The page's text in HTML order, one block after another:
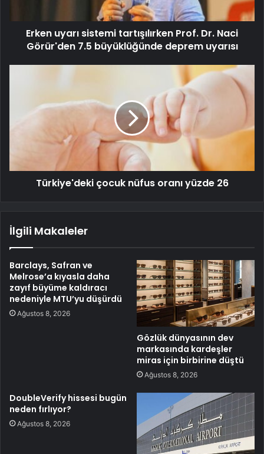
Erken uyarı sistemi tartışılırken Prof. Dr. Naci
Görür'den 7.5 büyüklüğünde deprem uyarısı
Türkiye'deki çocuk nüfus oranı yüzde 26
İlgili Makaleler
Barclays, Safran ve
Melrose’a kıyasla daha
zayıf büyüme kaldıracı
nedeniyle MTU’yu düşürdü
Ağustos 8, 2026
Gözlük dünyasının dev
markasında kardeşler
miras için birbirine düştü
Ağustos 8, 2026
DoubleVerify hissesi bugün
neden fırlıyor?
Ağustos 8, 2026